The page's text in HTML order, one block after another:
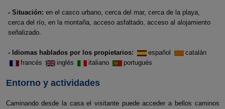
- Situación: en el casco urbano, cerca del mar, cerca de la playa,
cerca del río, en la montaña, acceso asfaltado, acceso al alojamiento
señalizado.
- Idiomas hablados por los propietarios: español
catalán
francés
inglés italiano portugués
Entorno y actividades
Caminando desde la casa el visitante puede acceder a bellos caminos